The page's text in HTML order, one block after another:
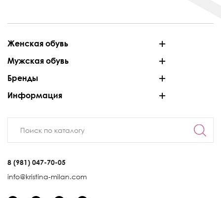
Женская обувь
Мужская обувь
Бренды
Информация
8 (981) 047-70-05
info@kristina-milan.com